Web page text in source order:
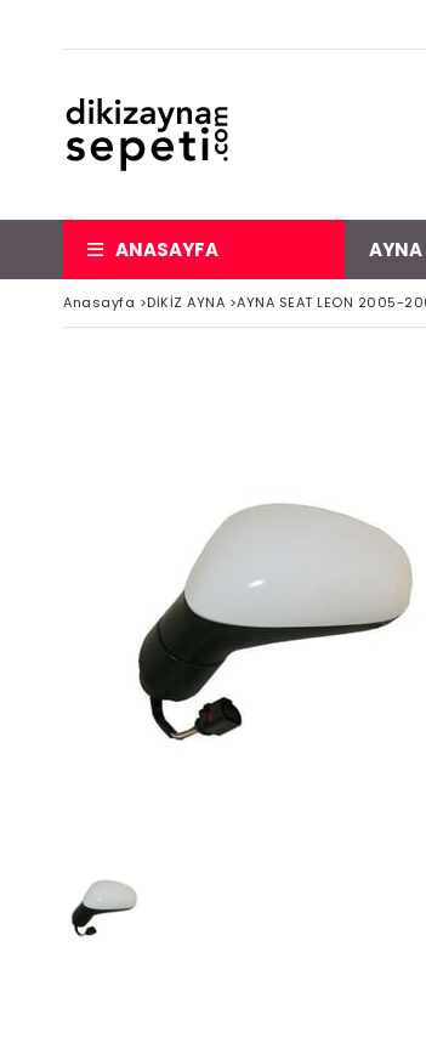
ANASAYFA AYNA
Anasayfa >DİKİZ AYNA >AYNA SEAT LEON 2005-